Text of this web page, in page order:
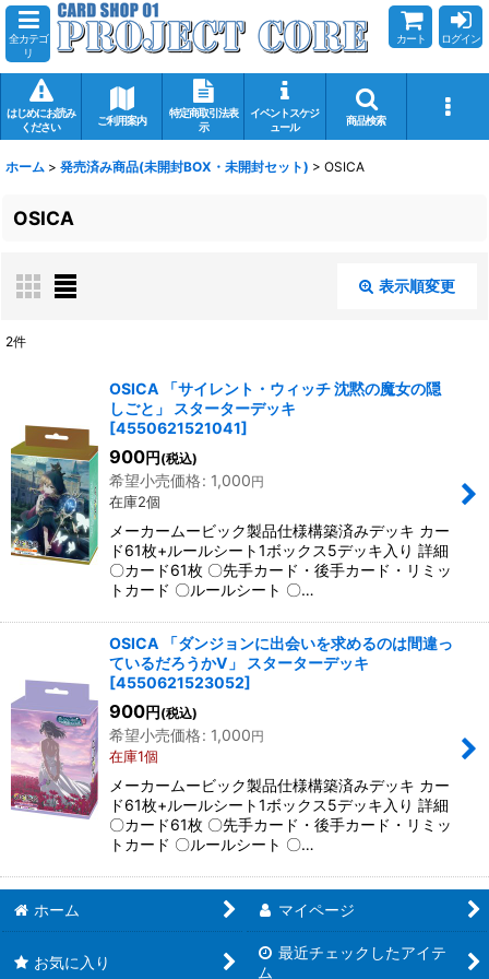
全カテゴ
リ
カート ログイン
はじめにお読み
ください
ご利用案内
特定商取引法表
示
イベントスケジ
ュール
商品検索
ホーム > 発売済み商品(未開封BOX・未開封セット) > OSICA
OSICA
表示順変更
在庫あり
並び順:
絞り込む
2件
OSICA 「サイレント・ウィッチ 沈黙の魔女の隠
しごと」 スターターデッキ
[4550621521041]
900円 (税込)
希望小売価格: 1,000円
在庫2個
メーカームービック製品仕様構築済みデッキ カー
ド61枚+ルールシート1ボックス5デッキ入り 詳細
〇カード61枚 〇先手カード・後手カード・リミッ
トカード 〇ルールシート 〇…
OSICA 「ダンジョンに出会いを求めるのは間違っ
ているだろうかV」 スターターデッキ
[4550621523052]
900円 (税込)
希望小売価格: 1,000円
在庫1個
メーカームービック製品仕様構築済みデッキ カー
ド61枚+ルールシート1ボックス5デッキ入り 詳細
〇カード61枚 〇先手カード・後手カード・リミッ
トカード 〇ルールシート 〇…
ホーム マイページ
お気に入り
最近チェックしたアイテ
ム